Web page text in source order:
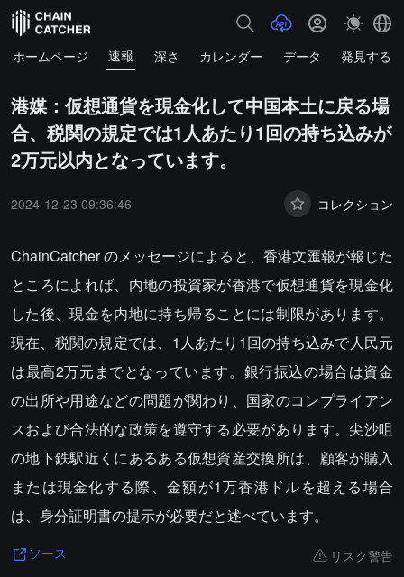
ホームページ 速報 深さ カレンダー データ 発見する
港媒：仮想通貨を現金化して中国本土に戻る場
合、税関の規定では1人あたり1回の持ち込みが
2万元以内となっています。
2024-12-23 09:36:46 コレクション
ChainCatcher のメッセージによると、香港文匯報が報じた
ところによれば、内地の投資家が香港で仮想通貨を現金化
した後、現金を内地に持ち帰ることには制限があります。
現在、税関の規定では、1人あたり1回の持ち込みで人民元
は最高2万元までとなっています。銀行振込の場合は資金
の出所や用途などの問題が関わり、国家のコンプライアン
スおよび合法的な政策を遵守する必要があります。尖沙咀
の地下鉄駅近くにあるある仮想資産交換所は、顧客が購入
または現金化する際、金額が1万香港ドルを超える場合
は、身分証明書の提示が必要だと述べています。
ソース リスク警告